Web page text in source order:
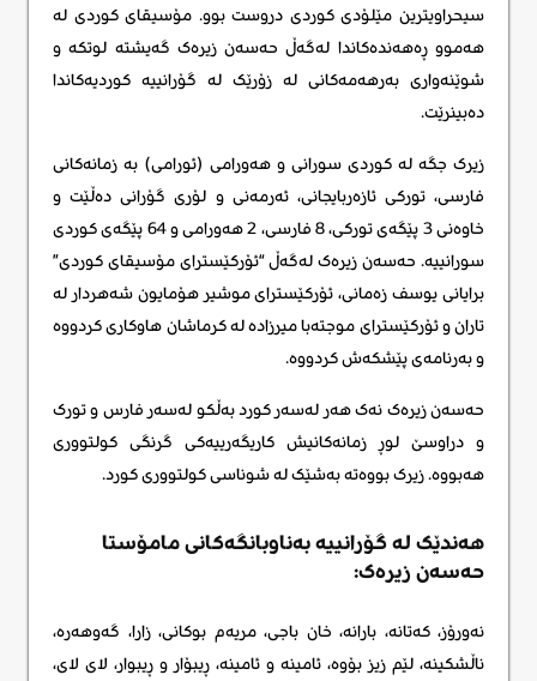
سیحراویترین مێلۆدی کوردی دروست بوو. مۆسیقای کوردی لە
هەموو ڕەهەندەکاندا لەگەڵ حەسەن زیرەک گەیشتە لوتکە و
شوێنەواری بەرهەمەکانی لە زۆرێک لە گۆرانییە کوردیەکاندا
دەبینرێت.
زیرک جگە لە کوردی سورانی و هەورامی (ئورامی) بە زمانەکانی
فارسی، تورکی ئازەربایجانی، ئەرمەنی و لۆری گۆرانی دەڵێت و
خاوەنی 3 پێگەی تورکی، 8 فارسی، 2 هەورامی و 64 پێگەی کوردی
سورانییە. حەسەن زیرەک لەگەڵ “ئۆرکێسترای مۆسیقای کوردی”
برایانی یوسف زەمانی، ئۆرکێسترای موشیر هۆمایون شەهردار لە
تاران و ئۆرکێسترای موجتەبا میرزادە لە کرماشان هاوکاری کردووە
و بەرنامەی پێشکەش کردووە.
حەسەن زیرەک نەک هەر لەسەر کورد بەڵکو لەسەر فارس و تورک
و دراوسێ لوڕ زمانەکانیش کاریگەرییەکی گرنگی کولتووری
هەبووە. زیرک بووەتە بەشێک لە شوناسی کولتووری کورد.
هەندێک لە گۆرانییە بەناوبانگەکانی مامۆستا
حەسەن زیرەک:
نەورۆز، کەتانە، بارانە، خان باجی، مریەم بوکانی، زارا، گەوهەرە،
ناڵشکینه، لێم زیز بۆوە، ئامینە و ئامینە، ڕیبۆار و ڕیبوار، لای لای،